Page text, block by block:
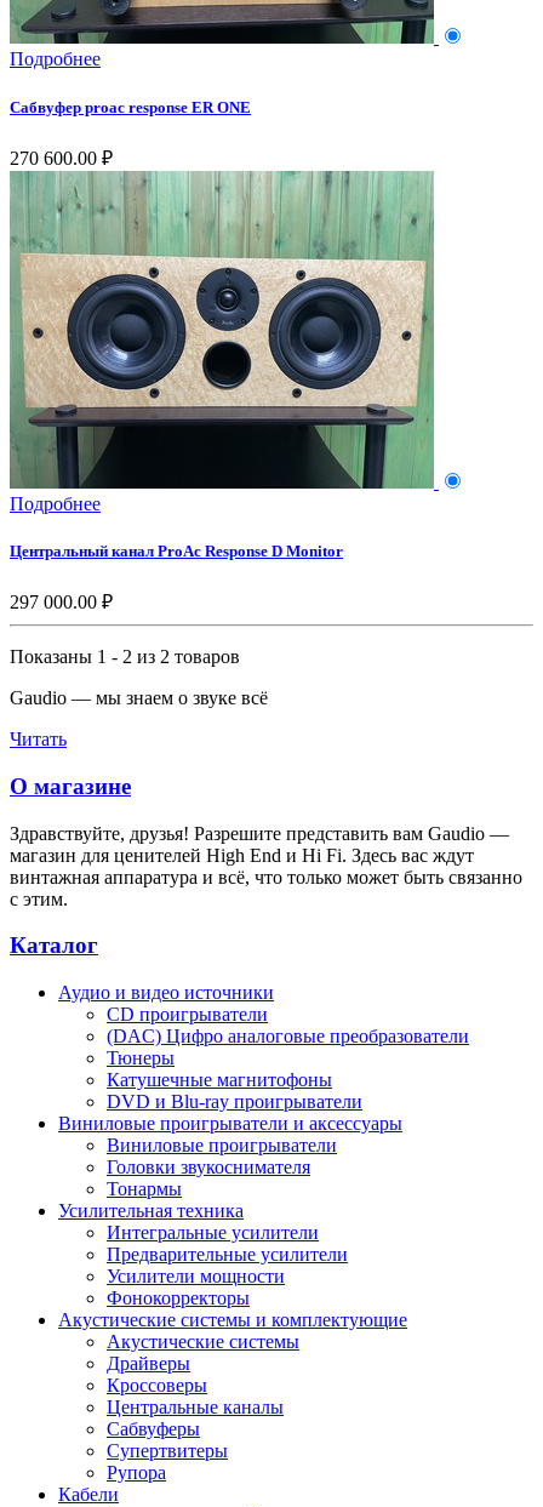
Подробнее
Сабвуфер proac response ER ONE
270 600.00 ₽
Подробнее
Центральный канал ProAc Response D Monitor
297 000.00 ₽
Показаны 1 - 2 из 2 товаров
Gaudio — мы знаем о звуке всё
Читать
О магазине
Здравствуйте, друзья! Разрешите представить вам Gaudio —
магазин для ценителей High End и Hi Fi. Здесь вас ждут
винтажная аппаратура и всё, что только может быть связанно
с этим.
Каталог
Аудио и видео источники
CD проигрыватели
(DAC) Цифро аналоговые преобразователи
Тюнеры
Катушечные магнитофоны
DVD и Blu-ray проигрыватели
Виниловые проигрыватели и аксессуары
Виниловые проигрыватели
Головки звукоснимателя
Тонармы
Усилительная техника
Интегральные усилители
Предварительные усилители
Усилители мощности
Фонокорректоры
Акустические системы и комплектующие
Акустические системы
Драйверы
Кроссоверы
Центральные каналы
Сабвуферы
Супертвитеры
Рупора
Кабели